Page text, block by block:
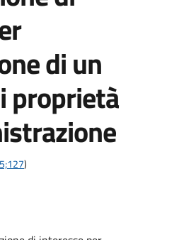
di un
proprietà
)